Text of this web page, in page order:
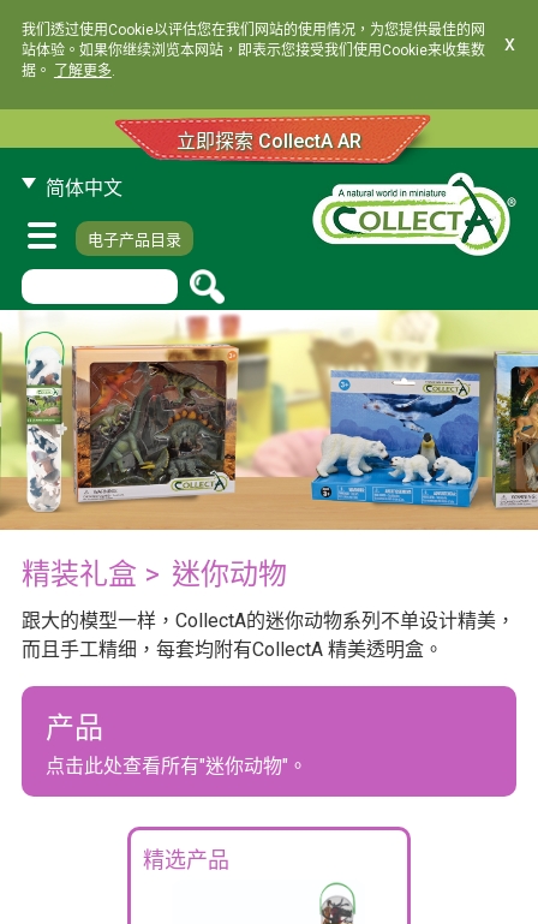
我们透过使用Cookie以评估您在我们网站的使用情况，为您提供最佳的网
站体验。如果你继续浏览本网站，即表示您接受我们使用Cookie来收集数
据。
了解更多.
x
立即探索 CollectA AR
简体中文
电子产品目录
精装礼盒 > 迷你动物
跟大的模型一样，CollectA的迷你动物系列不单设计精美，
而且手工精细，每套均附有CollectA 精美透明盒。
产品
点击此处查看所有"迷你动物"。
精选产品